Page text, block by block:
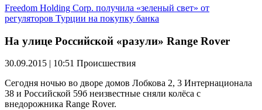
Freedom Holding Corp. получила «зеленый свет» от
регуляторов Турции на покупку банка
На улице Российской «разули» Range Rover
30.09.2015 | 10:51 Происшествия
Сегодня ночью во дворе домов Лобкова 2, 3 Интернационала
38 и Российской 59б неизвестные сняли колёса с
внедорожника Range Rover.